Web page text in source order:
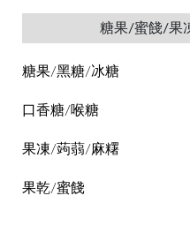
糖果/蜜餞/果
糖果/黑糖/冰糖
口香糖/喉糖
果凍/蒟蒻/麻糬
果乾/蜜餞